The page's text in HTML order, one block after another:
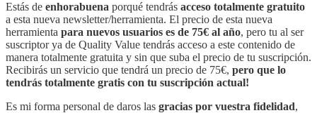
Estás de enhorabuena porqué tendrás acceso totalmente gratuito
a esta nueva newsletter/herramienta. El precio de esta nueva
herramienta para nuevos usuarios es de 75€ al año, pero tu al ser
suscriptor ya de Quality Value tendrás acceso a este contenido de
manera totalmente gratuita y sin que suba el precio de tu suscripción.
Recibirás un servicio que tendrá un precio de 75€, pero que lo
tendrás totalmente gratis con tu suscripción actual!
Es mi forma personal de daros las gracias por vuestra fidelidad,